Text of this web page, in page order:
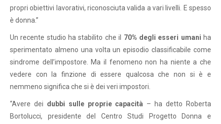
propri obiettivi lavorativi, riconosciuta valida a vari livelli. E spesso
è donna.”
Un recente studio ha stabilito che il 70% degli esseri umani ha
sperimentato almeno una volta un episodio classificabile come
sindrome dell’impostore. Ma il fenomeno non ha niente a che
vedere con la finzione di essere qualcosa che non si è e
nemmeno significa che si è dei veri impostori.
“Avere dei dubbi sulle proprie capacità – ha detto Roberta
Bortolucci, presidente del Centro Studi Progetto Donna e